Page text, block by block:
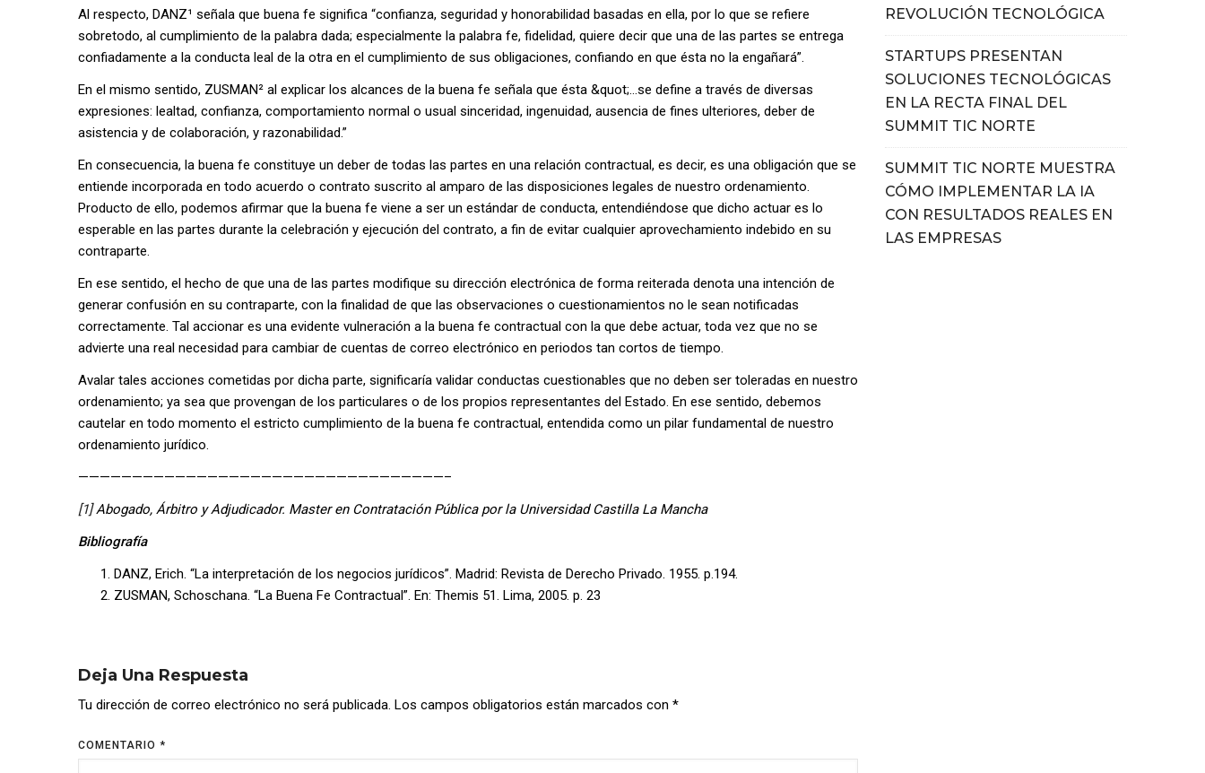
Al respecto, DANZ¹ señala que buena fe significa “confianza, seguridad y honorabilidad basadas en ella, por lo que se refiere
sobretodo, al cumplimiento de la palabra dada; especialmente la palabra fe, fidelidad, quiere decir que una de las partes se entrega
confiadamente a la conducta leal de la otra en el cumplimiento de sus obligaciones, confiando en que ésta no la engañará”.
En el mismo sentido, ZUSMAN² al explicar los alcances de la buena fe señala que ésta &quot;…se define a través de diversas
expresiones: lealtad, confianza, comportamiento normal o usual sinceridad, ingenuidad, ausencia de fines ulteriores, deber de
asistencia y de colaboración, y razonabilidad.”
En consecuencia, la buena fe constituye un deber de todas las partes en una relación contractual, es decir, es una obligación que se
entiende incorporada en todo acuerdo o contrato suscrito al amparo de las disposiciones legales de nuestro ordenamiento.
Producto de ello, podemos afirmar que la buena fe viene a ser un estándar de conducta, entendiéndose que dicho actuar es lo
esperable en las partes durante la celebración y ejecución del contrato, a fin de evitar cualquier aprovechamiento indebido en su
contraparte.
En ese sentido, el hecho de que una de las partes modifique su dirección electrónica de forma reiterada denota una intención de
generar confusión en su contraparte, con la finalidad de que las observaciones o cuestionamientos no le sean notificadas
correctamente. Tal accionar es una evidente vulneración a la buena fe contractual con la que debe actuar, toda vez que no se
advierte una real necesidad para cambiar de cuentas de correo electrónico en periodos tan cortos de tiempo.
Avalar tales acciones cometidas por dicha parte, significaría validar conductas cuestionables que no deben ser toleradas en nuestro
ordenamiento; ya sea que provengan de los particulares o de los propios representantes del Estado. En ese sentido, debemos
cautelar en todo momento el estricto cumplimiento de la buena fe contractual, entendida como un pilar fundamental de nuestro
ordenamiento jurídico.
——————————————————————————————————–
[1]Abogado, Árbitro y Adjudicador. Master en Contratación Pública por la Universidad Castilla La Mancha
Bibliografía
DANZ, Erich. “La interpretación de los negocios jurídicos”. Madrid: Revista de Derecho Privado. 1955. p.194.
ZUSMAN, Schoschana. “La Buena Fe Contractual”. En: Themis 51. Lima, 2005. p. 23
Deja Una Respuesta
Tu dirección de correo electrónico no será publicada. Los campos obligatorios están marcados con *
COMENTARIO *
REVOLUCIÓN TECNOLÓGICA
STARTUPS PRESENTAN
SOLUCIONES TECNOLÓGICAS
EN LA RECTA FINAL DEL
SUMMIT TIC NORTE
SUMMIT TIC NORTE MUESTRA
CÓMO IMPLEMENTAR LA IA
CON RESULTADOS REALES EN
LAS EMPRESAS